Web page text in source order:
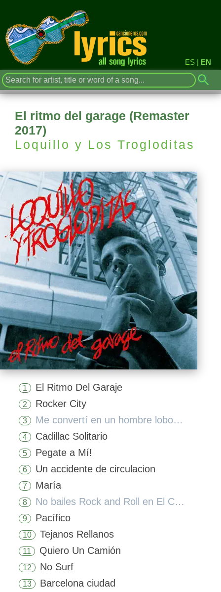
ES | EN
El ritmo del garage (Remaster
2017)
Loquillo y Los Trogloditas
1 El Ritmo Del Garaje
2 Rocker City
3 Me convertí en un hombre lobo por culpa de Los Rebeldes (Remaster 2017)
4 Cadillac Solitario
5 Pegate a Mí!
6 Un accidente de circulacion
7 María
8 No bailes Rock and Roll en El Corte Inglés (Remaster 2017)
9 Pacífico
10 Tejanos Rellanos
11 Quiero Un Camión
12 No Surf
13 Barcelona ciudad